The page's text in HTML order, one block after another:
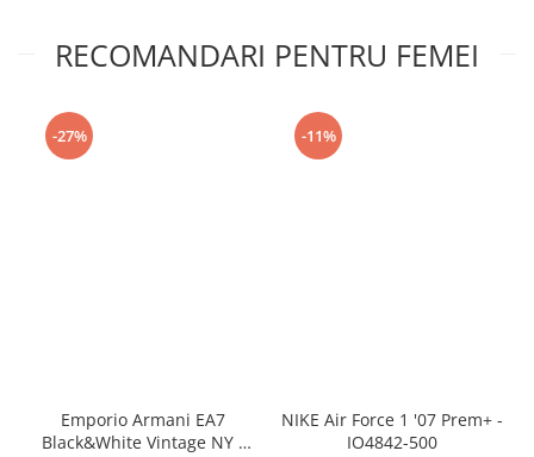
RECOMANDARI PENTRU FEMEI
-27%
Emporio Armani EA7
Black&White Vintage NY -
-11%
NIKE Air Force 1 '07 Prem+ -
IO4842-500